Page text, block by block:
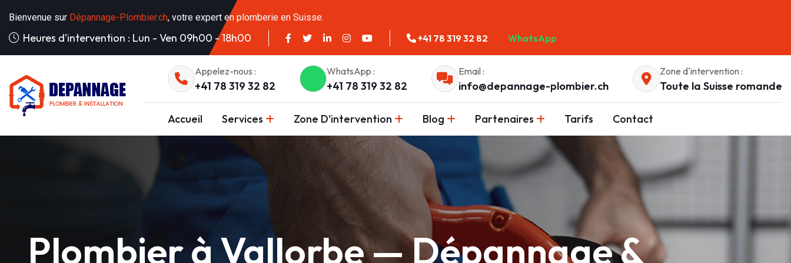
Bienvenue sur Dépannage-Plombier.ch, votre expert en plomberie en Suisse.
Heures d'intervention : Lun - Ven 09h00 - 18h00 +41 78 319 32 82 WhatsApp
Appelez-nous :
+41 78 319 32 82
WhatsApp :
+41 78 319 32 82
Email :
info@depannage-plombier.ch
Zone d'intervention :
Toute la Suisse romande
Accueil Services Zone D'intervention Blog Partenaires Tarifs Contact
Plombier à Vallorbe — Dépannage &